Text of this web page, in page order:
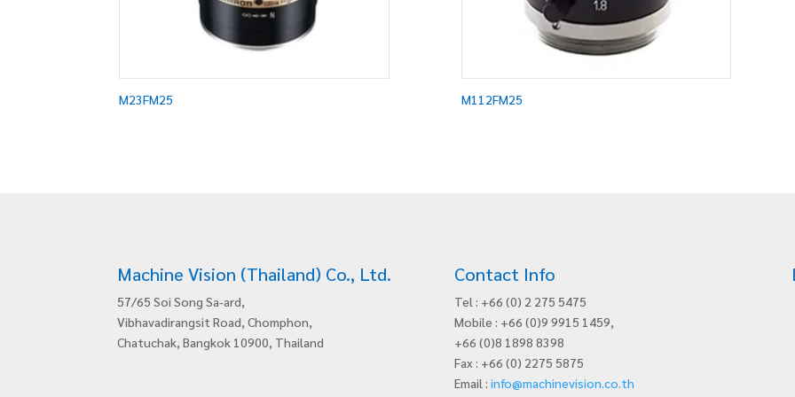
M23FM25 M112FM25
Machine Vision (Thailand) Co., Ltd.
57/65 Soi Song Sa-ard,
Vibhavadirangsit Road, Chomphon,
Chatuchak, Bangkok 10900, Thailand
Contact Info
Tel : +66 (0) 2 275 5475
Mobile : +66 (0)9 9915 1459,
+66 (0)8 1898 8398
Fax : +66 (0) 2275 5875
Email : info@machinevision.co.th